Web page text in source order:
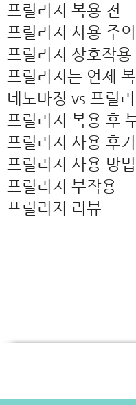
프릴리지 복용 전
프릴리지 사용 주
프릴리지 상호작용
프릴리지는 언제
네노마정 vs 프릴리
프릴리지 복용 후
프릴리지 사용 후
프릴리지 사용 방법
프릴리지 부작용
프릴리지 리뷰